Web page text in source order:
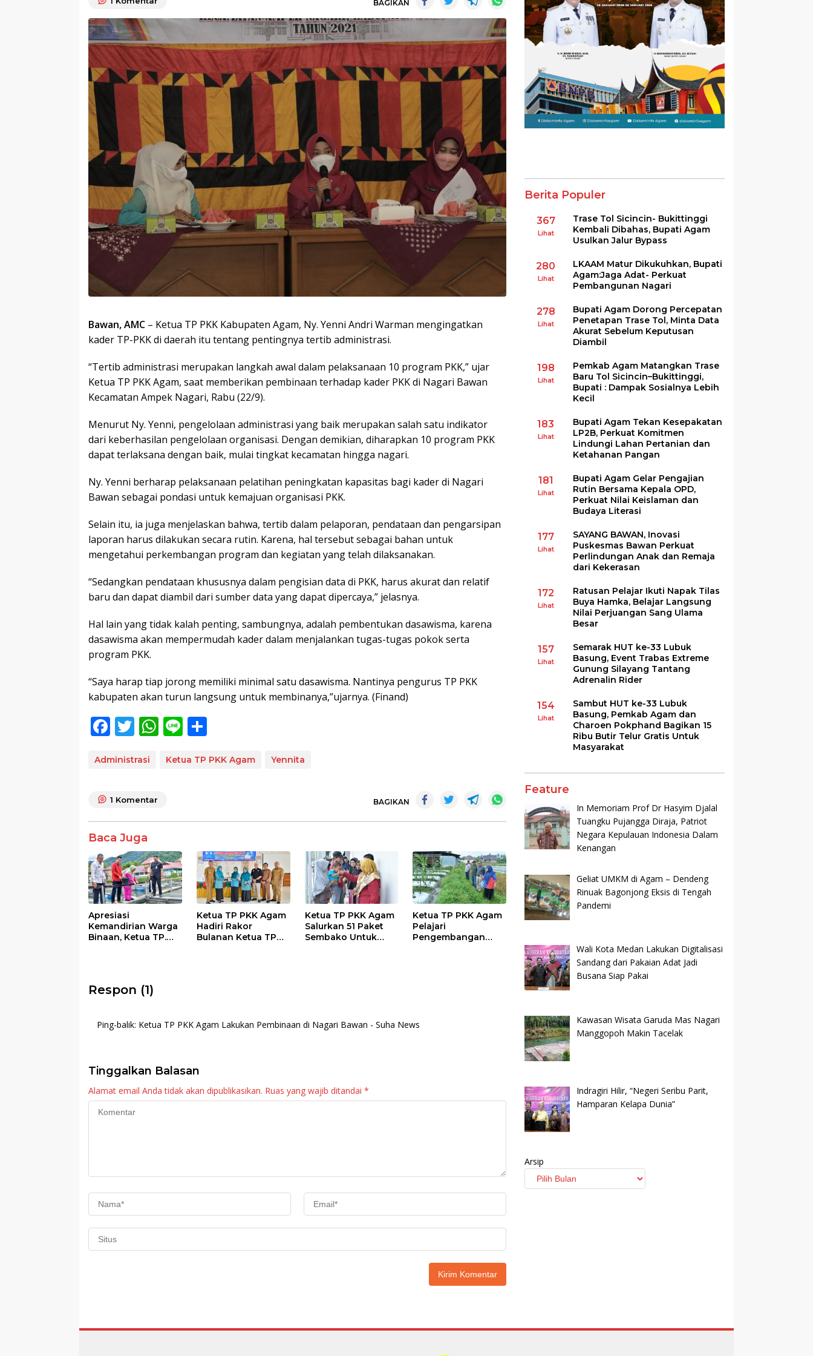
BAGIKAN
Bawan, AMC – Ketua TP PKK Kabupaten Agam, Ny. Yenni Andri Warman mengingatkan
kader TP-PKK di daerah itu tentang pentingnya tertib administrasi.
“Tertib administrasi merupakan langkah awal dalam pelaksanaan 10 program PKK,” ujar
Ketua TP PKK Agam, saat memberikan pembinaan terhadap kader PKK di Nagari Bawan
Kecamatan Ampek Nagari, Rabu (22/9).
Menurut Ny. Yenni, pengelolaan administrasi yang baik merupakan salah satu indikator
dari keberhasilan pengelolaan organisasi. Dengan demikian, diharapkan 10 program PKK
dapat terlaksana dengan baik, mulai tingkat kecamatan hingga nagari.
Ny. Yenni berharap pelaksanaan pelatihan peningkatan kapasitas bagi kader di Nagari
Bawan sebagai pondasi untuk kemajuan organisasi PKK.
Selain itu, ia juga menjelaskan bahwa, tertib dalam pelaporan, pendataan dan pengarsipan
laporan harus dilakukan secara rutin. Karena, hal tersebut sebagai bahan untuk
mengetahui perkembangan program dan kegiatan yang telah dilaksanakan.
“Sedangkan pendataan khususnya dalam pengisian data di PKK, harus akurat dan relatif
baru dan dapat diambil dari sumber data yang dapat dipercaya,” jelasnya.
Hal lain yang tidak kalah penting, sambungnya, adalah pembentukan dasawisma, karena
dasawisma akan mempermudah kader dalam menjalankan tugas-tugas pokok serta
program PKK.
“Saya harap tiap jorong memiliki minimal satu dasawisma. Nantinya pengurus TP PKK
kabupaten akan turun langsung untuk membinanya,”ujarnya. (Finand)
F
e
o
o
k
T
itt
W
at
p
Li
e ar
Administrasi Ketua TP PKK Agam Yennita
1 Komentar BAGIKAN
Baca Juga
Apresiasi
Kemandirian Warga
Binaan, Ketua TP.
Ketua TP PKK Agam
Hadiri Rakor
Bulanan Ketua TP
Ketua TP PKK Agam
Salurkan 51 Paket
Sembako Untuk
Ketua TP PKK Agam
Pelajari
Pengembangan
Respon (1)
Ping-balik: Ketua TP PKK Agam Lakukan Pembinaan di Nagari Bawan - Suha News
Tinggalkan Balasan
Alamat email Anda tidak akan dipublikasikan. Ruas yang wajib ditandai *
Berita Populer
367
Lihat
Trase Tol Sicincin- Bukittinggi
Kembali Dibahas, Bupati Agam
Usulkan Jalur Bypass
280
Lihat
LKAAM Matur Dikukuhkan, Bupati
Agam:Jaga Adat- Perkuat
Pembangunan Nagari
278
Lihat
Bupati Agam Dorong Percepatan
Penetapan Trase Tol, Minta Data
Akurat Sebelum Keputusan
Diambil
198
Lihat
Pemkab Agam Matangkan Trase
Baru Tol Sicincin–Bukittinggi,
Bupati : Dampak Sosialnya Lebih
Kecil
183
Lihat
Bupati Agam Tekan Kesepakatan
LP2B, Perkuat Komitmen
Lindungi Lahan Pertanian dan
Ketahanan Pangan
181
Lihat
Bupati Agam Gelar Pengajian
Rutin Bersama Kepala OPD,
Perkuat Nilai Keislaman dan
Budaya Literasi
177
Lihat
SAYANG BAWAN, Inovasi
Puskesmas Bawan Perkuat
Perlindungan Anak dan Remaja
dari Kekerasan
172
Lihat
Ratusan Pelajar Ikuti Napak Tilas
Buya Hamka, Belajar Langsung
Nilai Perjuangan Sang Ulama
Besar
157
Lihat
Semarak HUT ke-33 Lubuk
Basung, Event Trabas Extreme
Gunung Silayang Tantang
Adrenalin Rider
154
Lihat
Sambut HUT ke-33 Lubuk
Basung, Pemkab Agam dan
Charoen Pokphand Bagikan 15
Ribu Butir Telur Gratis Untuk
Masyarakat
Feature
In Memoriam Prof Dr Hasyim Djalal
Tuangku Pujangga Diraja, Patriot
Negara Kepulauan Indonesia Dalam
Kenangan
Geliat UMKM di Agam – Dendeng
Rinuak Bagonjong Eksis di Tengah
Pandemi
Wali Kota Medan Lakukan Digitalisasi
Sandang dari Pakaian Adat Jadi
Busana Siap Pakai
Kawasan Wisata Garuda Mas Nagari
Manggopoh Makin Tacelak
Indragiri Hilir, “Negeri Seribu Parit,
Hamparan Kelapa Dunia”
Arsip